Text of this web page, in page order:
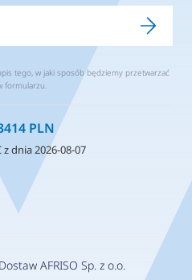
AFRISO Sp. z o.o.
tego, w jaki sposób będziemy przetwarzać
formularzu.
PLN
dnia 2026-08-07